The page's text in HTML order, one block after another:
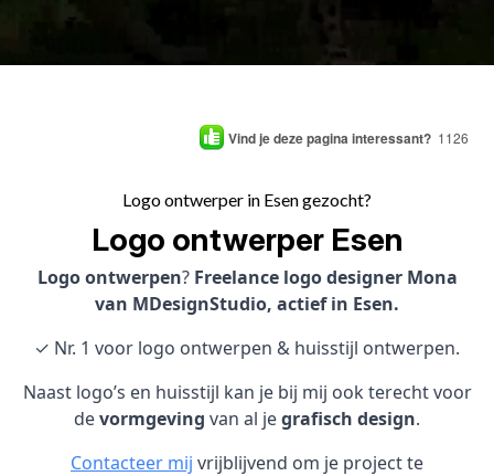
Vind je deze pagina interessant? 1126
Logo ontwerper in Esen gezocht?
Logo ontwerper Esen
Logo ontwerpen? Freelance logo designer Mona
van MDesignStudio, actief in Esen.
✓ Nr. 1 voor logo ontwerpen & huisstijl ontwerpen.
Naast logo’s en huisstijl kan je bij mij ook terecht voor
devormgeving van al jegrafisch design.
Contacteer mij vrijblijvend om je project te